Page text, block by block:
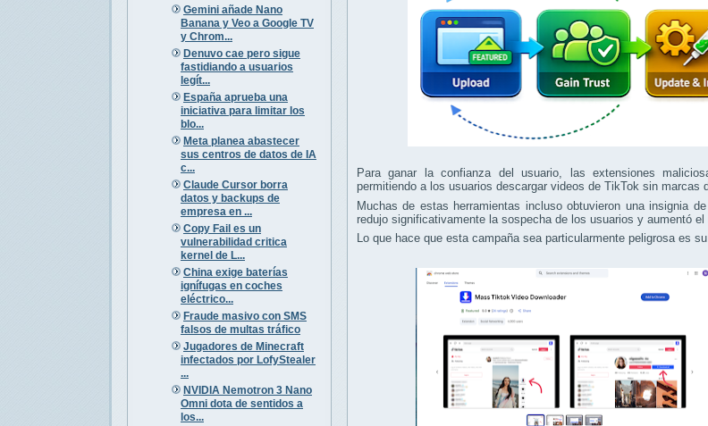
Gemini añade Nano
Banana y Veo a Google TV
y Chrom...
Denuvo cae pero sigue
fastidiando a usuarios
legít...
España aprueba una
iniciativa para limitar los
blo...
Meta planea abastecer
sus centros de datos de IA
c...
Claude Cursor borra
datos y backups de
empresa en ...
Copy Fail es un
vulnerabilidad critica
kernel de L...
China exige baterías
ignífugas en coches
eléctrico...
Fraude masivo con SMS
falsos de multas tráfico
Jugadores de Minecraft
infectados por LofyStealer
...
NVIDIA Nemotron 3 Nano
Omni dota de sentidos a
los...
Para ganar la confianza del usuario, las extensiones
permitiendo a los usuarios descargar videos de TikTok sin marcas
Muchas de estas herramientas incluso obtuvieron una insignia de
redujo significativamente la sospecha de los usuarios y aumentó el
Lo que hace que esta campaña sea particularmente peligrosa es